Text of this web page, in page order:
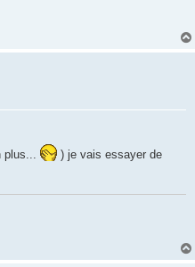
plus...
) je vais essayer de